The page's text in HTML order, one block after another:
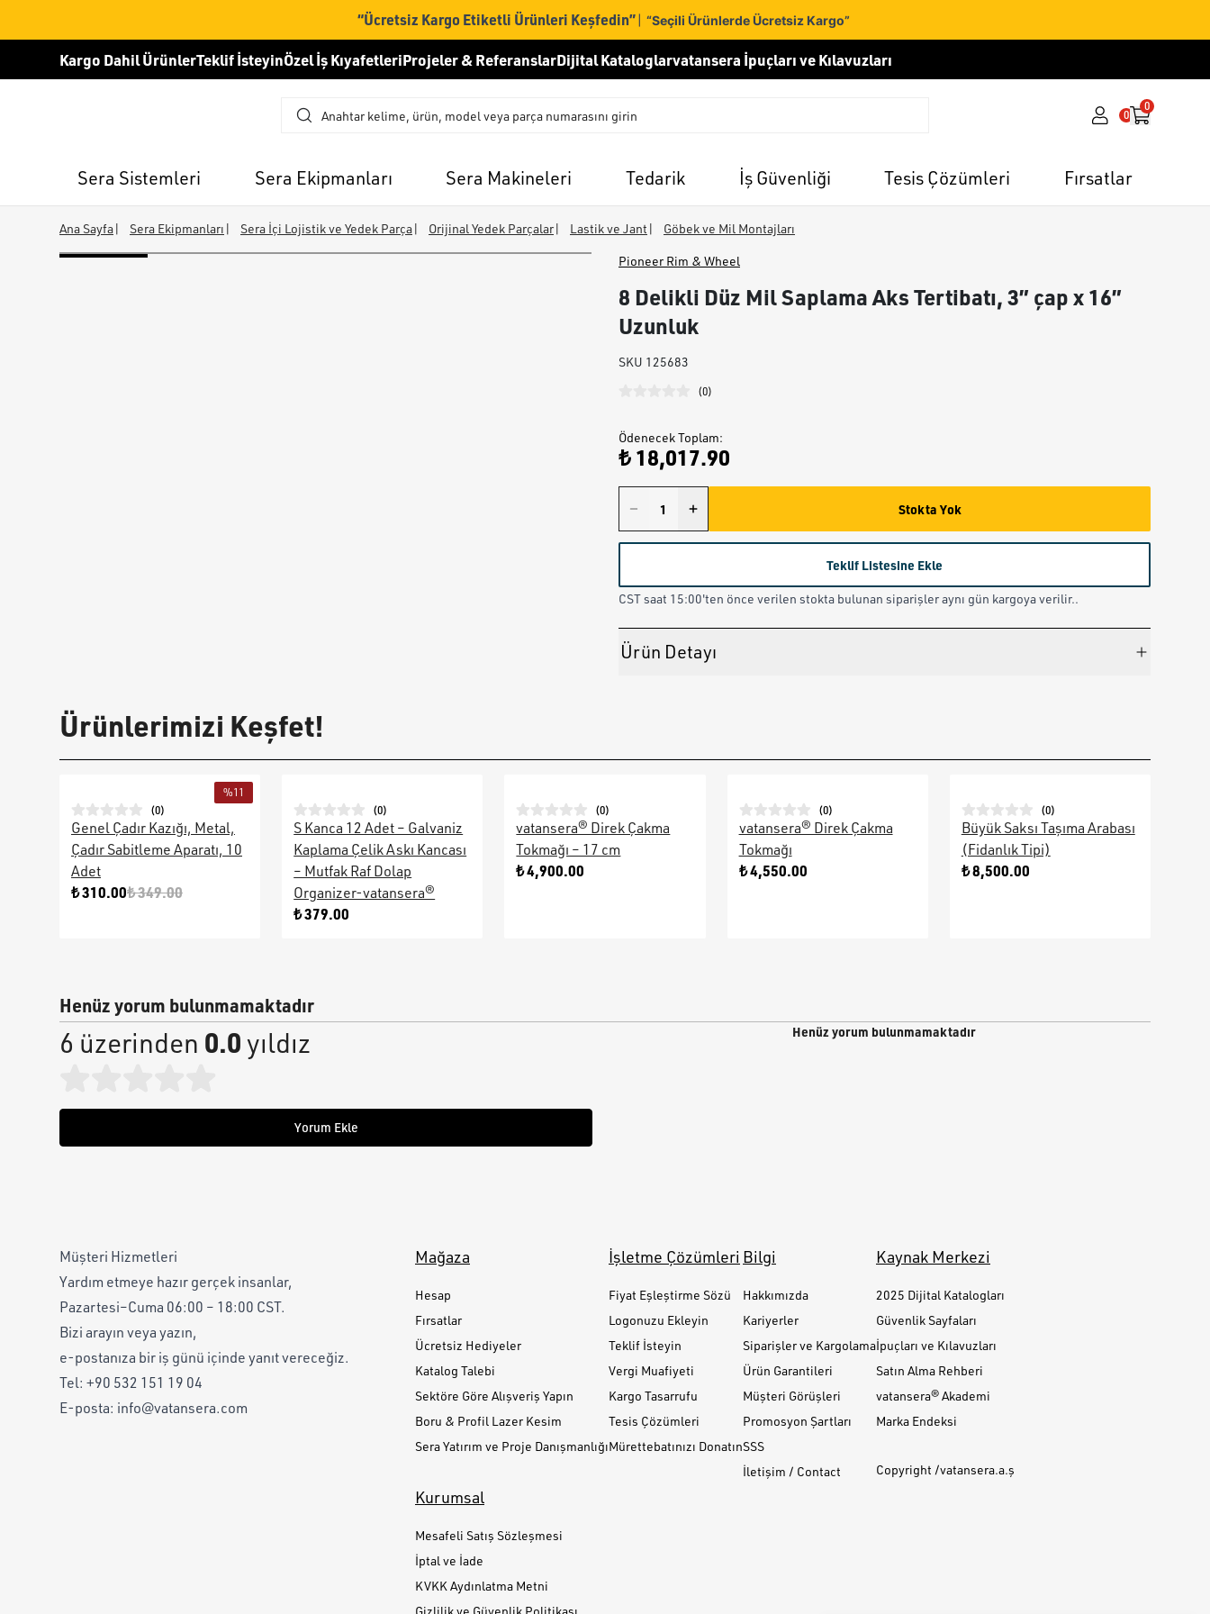
“Ücretsiz Kargo Etiketli Ürünleri Keşfedin”| “Seçili Ürünlerde Ücretsiz Kargo”
Kargo Dahil ÜrünlerTeklif İsteyinÖzel İş KıyafetleriProjeler & ReferanslarDijital Kataloglarvatansera İpuçları ve Kılavuzları
0
0
Sera Sistemleri Sera Ekipmanları Sera Makineleri Tedarik İş Güvenliği Tesis Çözümleri Fırsatlar
Ana Sayfa| Sera Ekipmanları | Sera İçi Lojistik ve Yedek Parça| Orijinal Yedek Parçalar| Lastik ve Jant | Göbek ve Mil Montajları
Pioneer Rim & Wheel
8 Delikli Düz Mil Saplama Aks Tertibatı, 3” çap x 16”
Uzunluk
SKU 125683
(0)
Ödenecek Toplam:
₺ 18,017.90
Stokta Yok
Teklif Listesine Ekle
CST saat 15:00'ten önce verilen stokta bulunan siparişler aynı gün kargoya verilir..
Ürün Detayı
Ürünlerimizi Keşfet!
%11
(0)
Genel Çadır Kazığı, Metal,
Çadır Sabitleme Aparatı, 10
Adet
₺ 310.00₺ 349.00
(0)
S Kanca 12 Adet – Galvaniz
Kaplama Çelik Askı Kancası
– Mutfak Raf Dolap
Organizer-vatansera®
₺ 379.00
(0)
vatansera® Direk Çakma
Tokmağı – 17 cm
₺ 4,900.00
(0)
vatansera® Direk Çakma
Tokmağı
₺ 4,550.00
(0)
Büyük Saksı Taşıma Arabası
(Fidanlık Tipi)
₺ 8,500.00
Henüz yorum bulunmamaktadır
6 üzerinden 0.0yıldız
Yorum Ekle
Henüz yorum bulunmamaktadır
Müşteri Hizmetleri
Yardım etmeye hazır gerçek insanlar,
Pazartesi–Cuma 06:00 – 18:00 CST.
Bizi arayın veya yazın,
e-postanıza bir iş günü içinde yanıt vereceğiz.
Tel: +90 532 151 19 04
E-posta: info@vatansera.com
Mağaza
Hesap
Fırsatlar
Ücretsiz Hediyeler
Katalog Talebi
Sektöre Göre Alışveriş Yapın
Boru & Profil Lazer Kesim
Sera Yatırım ve Proje Danışmanlığı
İşletme Çözümleri
Fiyat Eşleştirme Sözü
Logonuzu Ekleyin
Teklif İsteyin
Vergi Muafiyeti
Kargo Tasarrufu
Tesis Çözümleri
Mürettebatınızı Donatın
Bilgi
Hakkımızda
Kariyerler
Siparişler ve Kargolama
Ürün Garantileri
Müşteri Görüşleri
Promosyon Şartları
SSS
İletişim / Contact
Kaynak Merkezi
2025 Dijital Katalogları
Güvenlik Sayfaları
İpuçları ve Kılavuzları
Satın Alma Rehberi
vatansera® Akademi
Marka Endeksi
Copyright /vatansera.a.ş
Kurumsal
Mesafeli Satış Sözleşmesi
İptal ve İade
KVKK Aydınlatma Metni
Gizlilik ve Güvenlik Politikası